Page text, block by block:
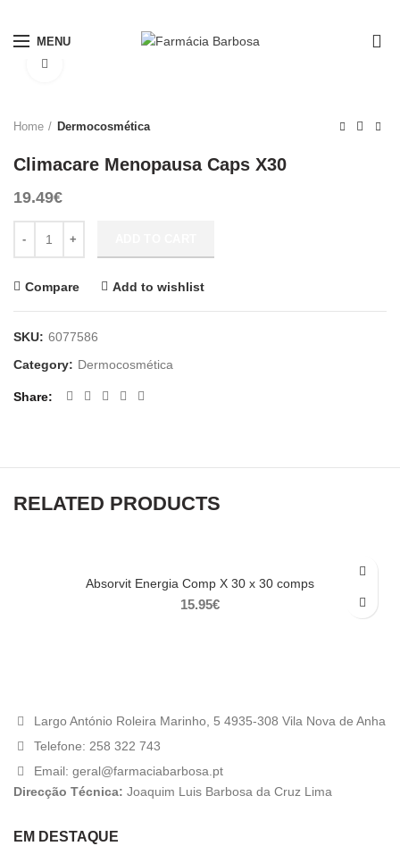
MENU
Home Dermocosmética
Climacare Menopausa Caps X30
19.49€
Compare Add to wishlist
SKU: 6077586
Category: Dermocosmética
Share
RELATED PRODUCTS
Absorvit Energia Comp X 30 x 30 comps
15.95€
Largo António Roleira Marinho, 5 4935-308 Vila Nova de Anha
Telefone: 258 322 743
Email: geral@farmaciabarbosa.pt
Direcção Técnica: Joaquim Luis Barbosa da Cruz Lima
EM DESTAQUE